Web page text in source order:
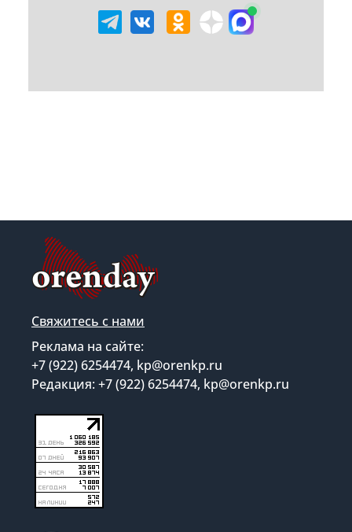
Свяжитесь с нами
Реклама на сайте:
+7 (922) 6254474, kp@orenkp.ru
Редакция: +7 (922) 6254474, kp@orenkp.ru